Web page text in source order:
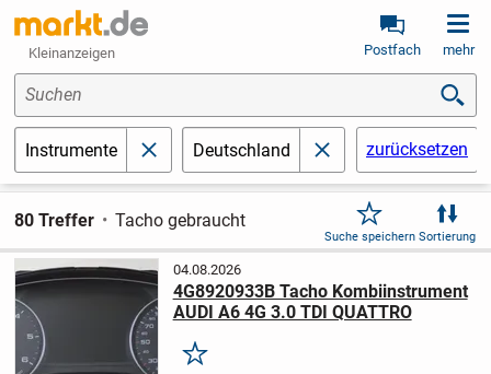
Kleinanzeigen Postfach mehr
Suchen
Instrumente schließenDeutschland schließenzurücksetzen
80 Treffer Tacho gebraucht
Suche speichern Sortierung
04.08.2026
4G8920933B Tacho Kombiinstrument
AUDI A6 4G 3.0 TDI QUATTRO
Merken